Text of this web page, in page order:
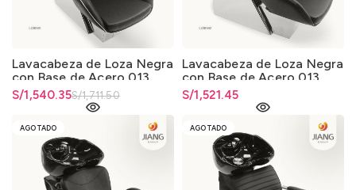
Lavacabeza de Loza Negra
con Base de Acero 013
S/1,711.50
El precio original era:
S/1,540.35
El precio actual es:
Lavacabeza de Loza Negra
con Base de Acero 013
S/1,521.45
AGOTADO AGOTADO